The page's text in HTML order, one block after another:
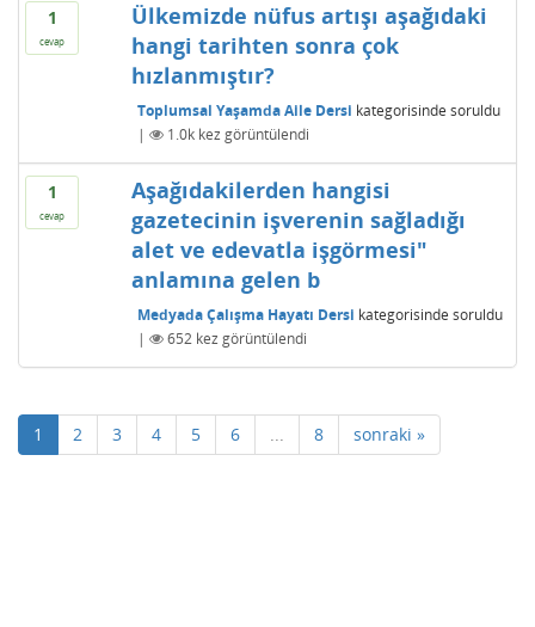
1
cevap
Ülkemizde nüfus artışı aşağıdaki
hangi tarihten sonra çok
hızlanmıştır?
Toplumsal Yaşamda Aile Dersi kategorisinde soruldu
|
1.0kkez görüntülendi
1
cevap
Aşağıdakilerden hangisi
gazetecinin işverenin sağladığı
alet ve edevatla işgörmesi"
anlamına gelen b
Medyada Çalışma Hayatı Dersi kategorisinde soruldu
|
652kez görüntülendi
1 2 3 4 5 6 ... 8 sonraki »